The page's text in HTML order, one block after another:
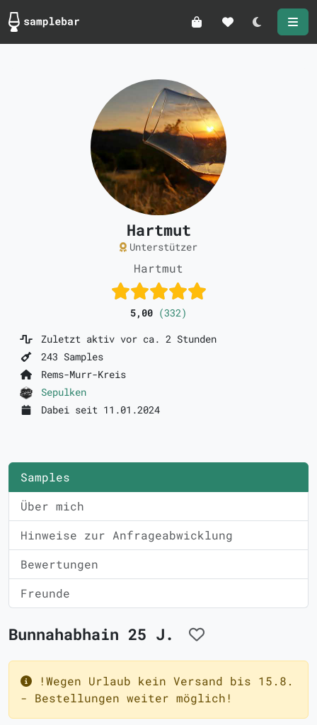
Darkmode
Hartmut
Unterstützer
Hartmut
5,00 (332)
Zuletzt aktiv vor ca. 2 Stunden
243 Samples
Rems-Murr-Kreis
Sepulken
Dabei seit 11.01.2024
Samples
Über mich
Hinweise zur Anfrageabwicklung
Bewertungen
Freunde
Bunnahabhain 25 J.
!Wegen Urlaub kein Versand bis 15.8.
- Bestellungen weiter möglich!